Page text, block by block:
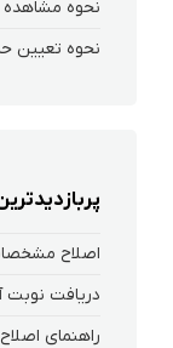
اصلاح
دریافت نوبت